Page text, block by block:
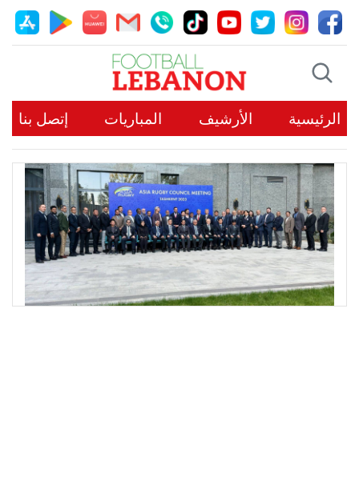
الرئيسية الأرشيف المباريات إتصل بنا